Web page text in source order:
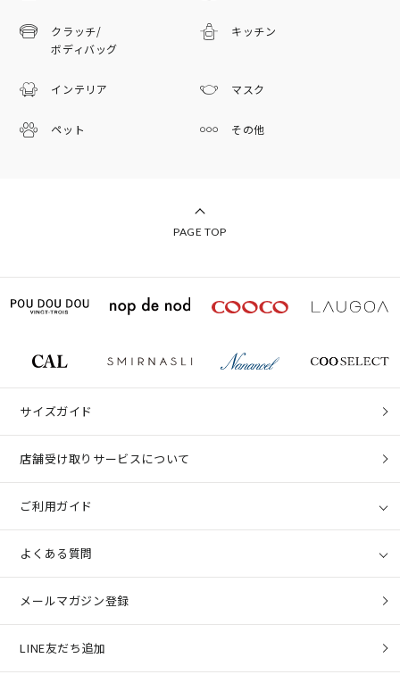
クラッチ/
ボディバッグ
キッチン
インテリア マスク
ペット その他
PAGE TOP
サイズガイド
店舗受け取りサービスについて
ご利用ガイド
よくある質問
メールマガジン登録
LINE友だち追加